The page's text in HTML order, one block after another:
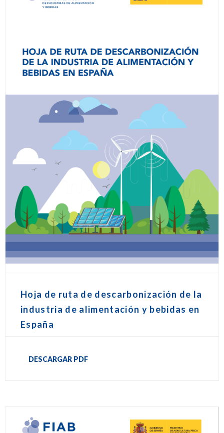
Hoja de ruta de descarbonización de la
industria de alimentación y bebidas en
España
DESCARGAR PDF